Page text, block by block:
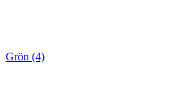
Grön (4)